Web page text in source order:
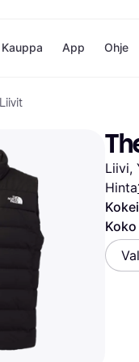
Kauppa
Gigantti
H&M
Peten
Wolt
App Ohje
Liivit
Liivi,
Hinta